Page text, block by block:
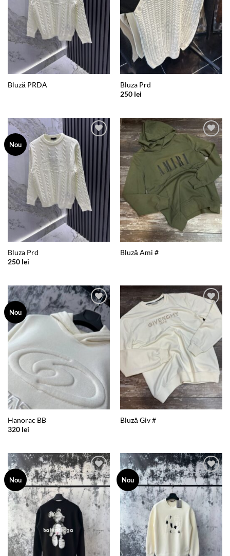
Bluză PRDA
Bluza Prd
250 lei
Nou
Add to
wishlist
Bluza Prd
250 lei
Add to
wishlist
Bluză Ami #
Nou
Add to
wishlist
Hanorac BB
320 lei
Add to
wishlist
Bluză Giv #
Nou
Add to
wishlist
Nou
Add to
wishlist